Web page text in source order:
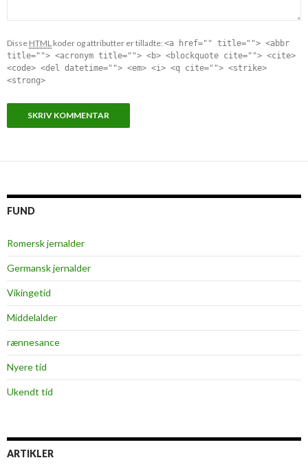
Disse HTML koder og attributter er tilladte: <a href="" title=""> <abbr
title=""> <acronym title=""> <b> <blockquote cite=""> <cite>
<code> <del datetime=""> <em> <i> <q cite=""> <strike>
<strong>
FUND
Romersk jernalder
Germansk jernalder
Vikingetid
Middelalder
rænnesance
Nyere tid
Ukendt tid
ARTIKLER